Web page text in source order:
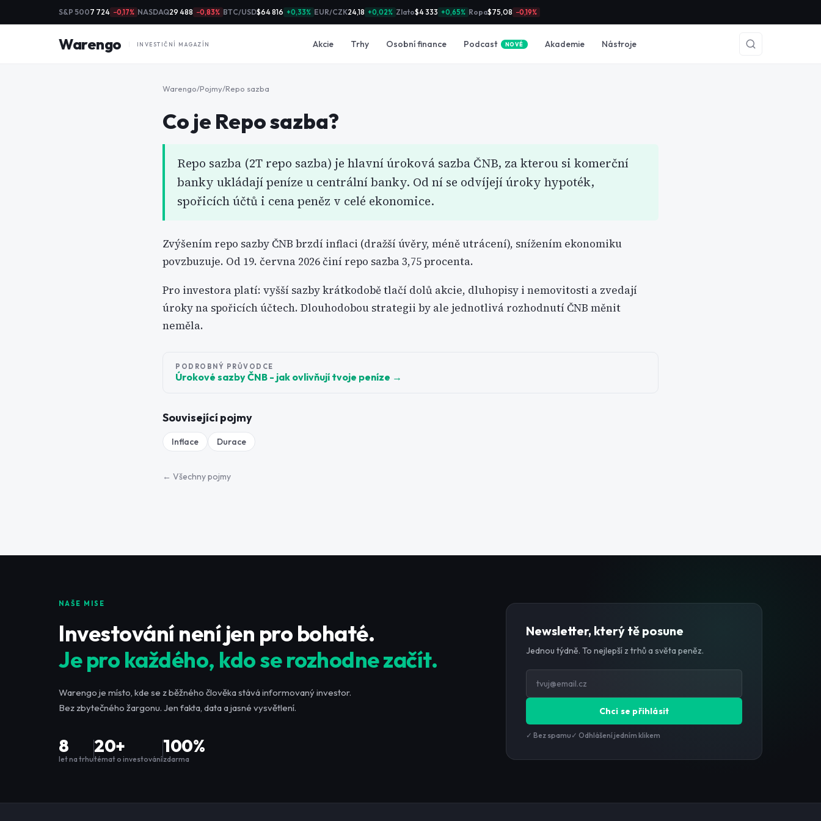
S&P 5007 724 −0,17% NASDAQ29 488 −0,83% BTC/USD$64 816 +0,33% EUR/CZK24,18 +0,02% Zlato$4 333 +0,65% Ropa$75,08 −0,19%
Warengo INVESTIČNÍ MAGAZÍN Akcie Trhy Osobní finance Podcast NOVÉ Akademie Nástroje
Warengo/Pojmy/Repo sazba
Co je Repo sazba?
Repo sazba (2T repo sazba) je hlavní úroková sazba ČNB, za kterou si komerční
banky ukládají peníze u centrální banky. Od ní se odvíjejí úroky hypoték,
spořicích účtů i cena peněz v celé ekonomice.
Zvýšením repo sazby ČNB brzdí inflaci (dražší úvěry, méně utrácení), snížením ekonomiku
povzbuzuje. Od 19. června 2026 činí repo sazba 3,75 procenta.
Pro investora platí: vyšší sazby krátkodobě tlačí dolů akcie, dluhopisy i nemovitosti a zvedají
úroky na spořicích účtech. Dlouhodobou strategii by ale jednotlivá rozhodnutí ČNB měnit
neměla.
PODROBNÝ PRŮVODCE
Úrokové sazby ČNB - jak ovlivňují tvoje peníze →
Související pojmy
Inflace Durace
← Všechny pojmy
NAŠE MISE
Investování není jen pro bohaté.
Je pro každého, kdo se rozhodne začít.
Warengo je místo, kde se z běžného člověka stává informovaný investor.
Bez zbytečného žargonu. Jen fakta, data a jasné vysvětlení.
8
let na trhu
20+
témat o investování
100%
zdarma
Newsletter, který tě posune
Jednou týdně. To nejlepší z trhů a světa peněz.
Chci se přihlásit
✓ Bez spamu ✓ Odhlášení jedním klikem